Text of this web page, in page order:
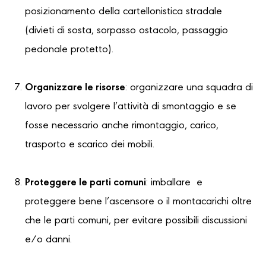
posizionamento della cartellonistica stradale
(divieti di sosta, sorpasso ostacolo, passaggio
pedonale protetto).
Organizzare le risorse: organizzare una squadra di
lavoro per svolgere l’attività di smontaggio e se
fosse necessario anche rimontaggio, carico,
trasporto e scarico dei mobili.
Proteggere le parti comuni: imballare e
proteggere bene l’ascensore o il montacarichi oltre
che le parti comuni, per evitare possibili discussioni
e/o danni.